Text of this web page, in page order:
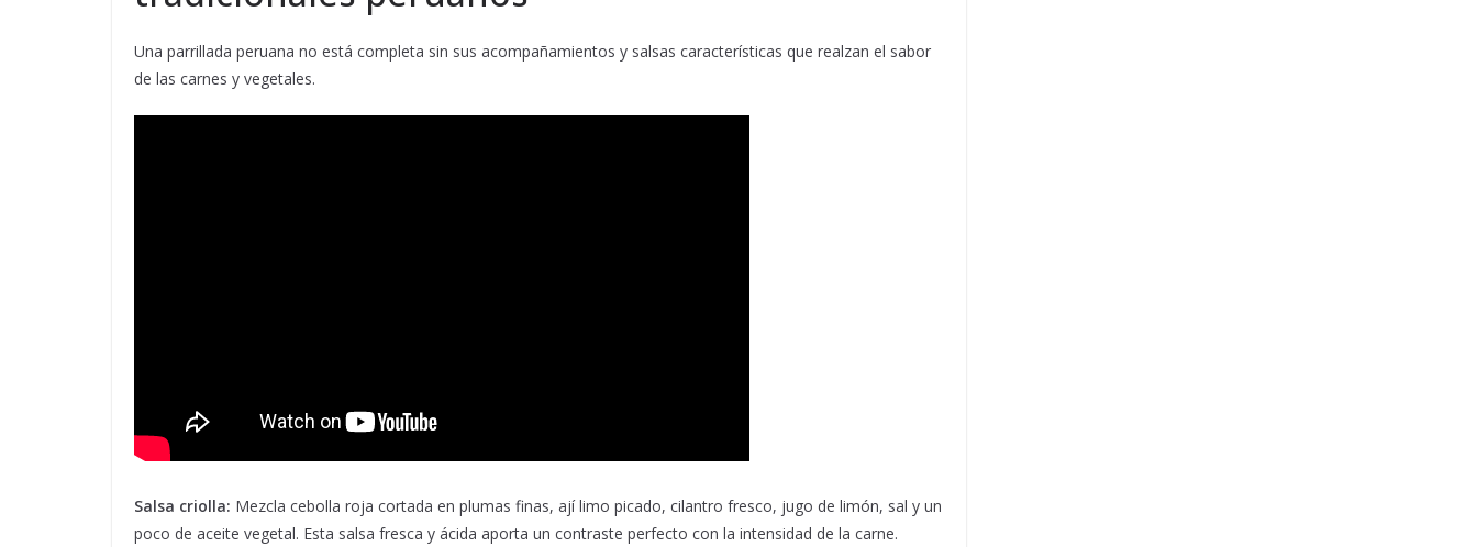
Una parrillada peruana no está completa sin sus acompañamientos y salsas características que realzan el sabor
de las carnes y vegetales.
Salsa criolla: Mezcla cebolla roja cortada en plumas finas, ají limo picado, cilantro fresco, jugo de limón, sal y un
poco de aceite vegetal. Esta salsa fresca y ácida aporta un contraste perfecto con la intensidad de la carne.